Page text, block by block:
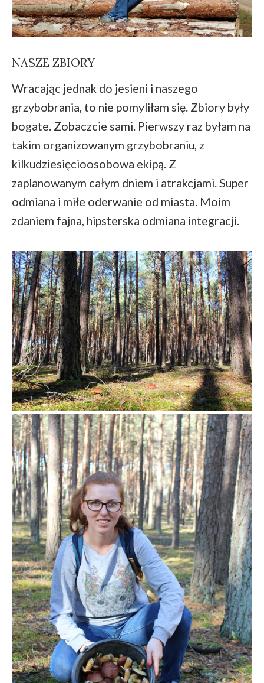
NASZE ZBIORY
Wracając jednak do jesieni i naszego
grzybobrania, to nie pomyliłam się. Zbiory były
bogate. Zobaczcie sami. Pierwszy raz byłam na
takim organizowanym grzybobraniu, z
kilkudziesięcioosobowa ekipą. Z
zaplanowanym całym dniem i atrakcjami. Super
odmiana i miłe oderwanie od miasta. Moim
zdaniem fajna, hipsterska odmiana integracji.